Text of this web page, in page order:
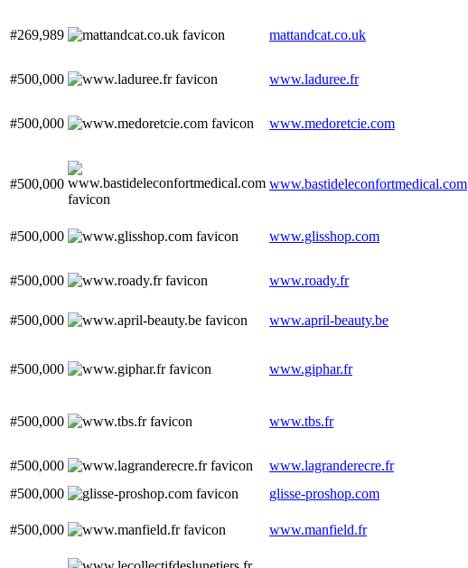
#269,989 mattandcat.co.uk
#500,000 www.laduree.fr
#500,000 www.medoretcie.com
#500,000 www.bastideleconfortmedical.com
#500,000 www.glisshop.com
#500,000 www.roady.fr
#500,000 www.april-beauty.be
#500,000 www.giphar.fr
#500,000 www.tbs.fr
#500,000 www.lagranderecre.fr
#500,000
glisse-proshop.com
#500,000 www.manfield.fr